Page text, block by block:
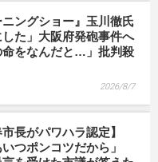
ングショー』玉川徹氏
した」大阪府発砲事件へ
命をなんだと…」批判殺
2026/8/7
長がパワハラ認定】
つポンコツだから」